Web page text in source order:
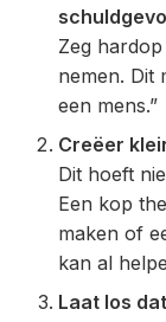
Zeg
nemen. Dit
een mens.”
Creëer
Dit hoeft
Een kop
maken of
kan al
Laat los